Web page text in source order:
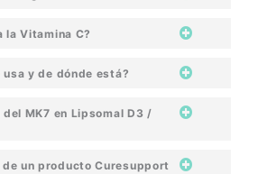
la Vitamina C?
usa y de dónde está?
MK7 en Lipsomal D3 /
de un producto Curesupport